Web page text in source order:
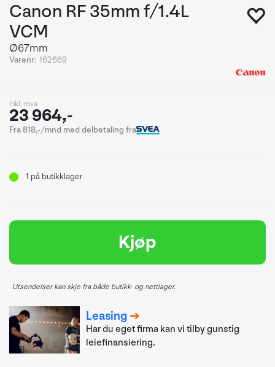
Canon RF 35mm f/1.4L
VCM
Ø67mm
Varenr: 162669
inkl. mva
23 964,-
Fra 818,-/mnd med delbetaling fra
1 på butikklager
Kjøp
Utsendelser kan skje fra både butikk- og nettlager.
Leasing
Har du eget firma kan vi tilby gunstig
leiefinansiering.